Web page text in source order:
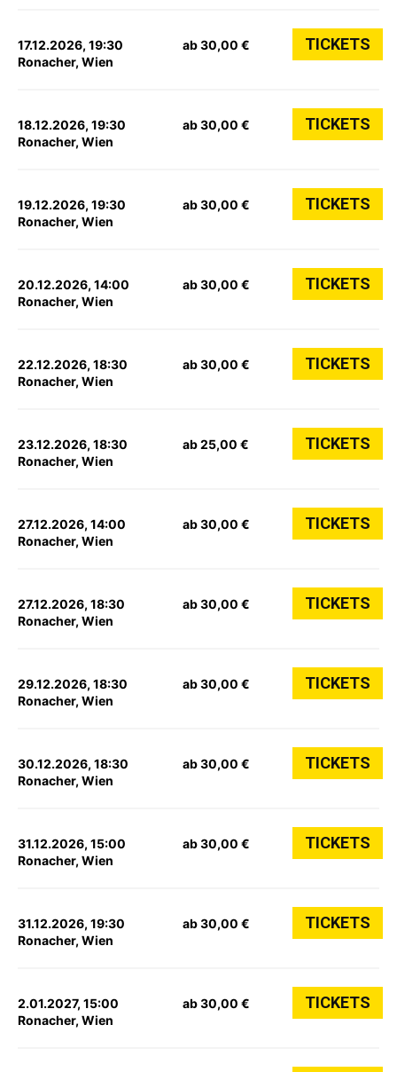
17.12.2026, 19:30
Ronacher, Wien
ab 30,00 € TICKETS
18.12.2026, 19:30
Ronacher, Wien
ab 30,00 € TICKETS
19.12.2026, 19:30
Ronacher, Wien
ab 30,00 € TICKETS
20.12.2026, 14:00
Ronacher, Wien
ab 30,00 € TICKETS
22.12.2026, 18:30
Ronacher, Wien
ab 30,00 € TICKETS
23.12.2026, 18:30
Ronacher, Wien
ab 25,00 € TICKETS
27.12.2026, 14:00
Ronacher, Wien
ab 30,00 € TICKETS
27.12.2026, 18:30
Ronacher, Wien
ab 30,00 € TICKETS
29.12.2026, 18:30
Ronacher, Wien
ab 30,00 € TICKETS
30.12.2026, 18:30
Ronacher, Wien
ab 30,00 € TICKETS
31.12.2026, 15:00
Ronacher, Wien
ab 30,00 € TICKETS
31.12.2026, 19:30
Ronacher, Wien
ab 30,00 € TICKETS
2.01.2027, 15:00
Ronacher, Wien
ab 30,00 € TICKETS